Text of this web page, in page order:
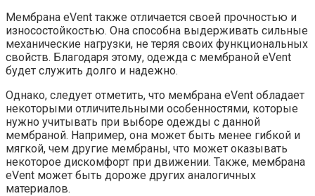
Мембрана eVent также отличается своей прочностью и
износостойкостью. Она способна выдерживать сильные
механические нагрузки, не теряя своих функциональных
свойств. Благодаря этому, одежда с мембраной eVent
будет служить долго и надежно.
Однако, следует отметить, что мембрана eVent обладает
некоторыми отличительными особенностями, которые
нужно учитывать при выборе одежды с данной
мембраной. Например, она может быть менее гибкой и
мягкой, чем другие мембраны, что может оказывать
некоторое дискомфорт при движении. Также, мембрана
eVent может быть дороже других аналогичных
материалов.